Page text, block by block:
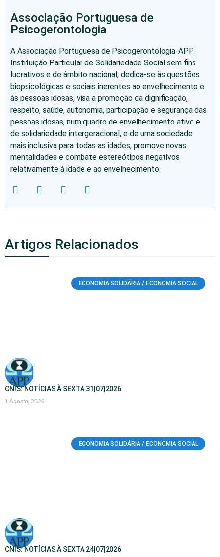
Associação Portuguesa de
Psicogerontologia
A Associação Portuguesa de Psicogerontologia-APP,
Instituição Particular de Solidariedade Social sem fins
lucrativos e de âmbito nacional, dedica-se às questões
biopsicológicas e sociais inerentes ao envelhecimento e
às pessoas idosas, visa a promoção da dignificação,
respeito, saúde, autonomia, participação e segurança das
pessoas idosas, num quadro de envelhecimento ativo e
de solidariedade intergeracional, e de uma sociedade
mais inclusiva para todas as idades, promove novas
mentalidades e combate estereótipos negativos
relativamente à idade e ao envelhecimento.
Artigos Relacionados
ECONOMIA SOLIDÁRIA / ECONOMIA SOCIAL
CNIS: NOTÍCIAS À SEXTA 31|07|2026
1 Agosto, 2026
ECONOMIA SOLIDÁRIA / ECONOMIA SOCIAL
CNIS: NOTÍCIAS À SEXTA 24|07|2026